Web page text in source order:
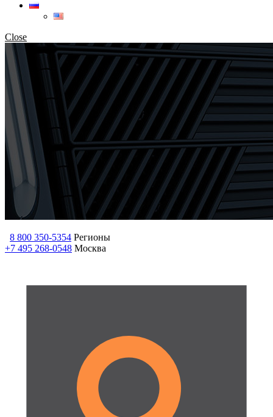
Close
8 800 350-5354 Регионы
+7 495 268-0548 Москва